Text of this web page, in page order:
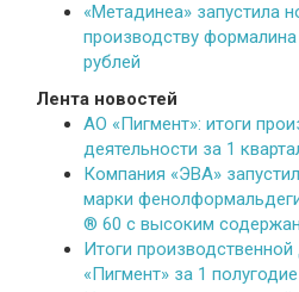
«Метадинеа» запустила
производству
рублей
Лента новостей
АО «Пигмент»: итоги
деятельности за 1
Компания «ЭВА»
марки
® 60 с высоким
Итоги
«Пигмент» за 1